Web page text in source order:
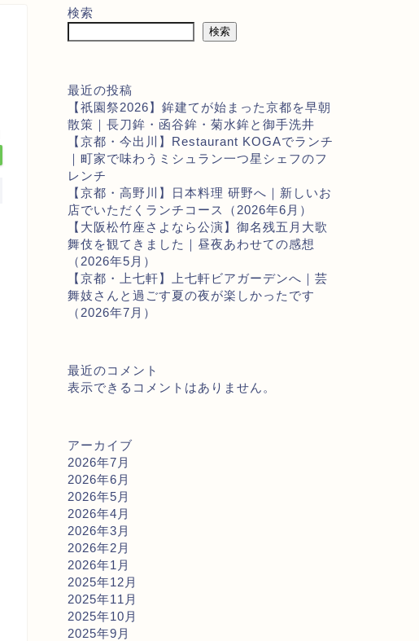
検索
検索
最近の投稿
【祇園祭2026】鉾建てが始まった京都を早朝
散策｜長刀鉾・函谷鉾・菊水鉾と御手洗井
【京都・今出川】Restaurant KOGAでランチ
｜町家で味わうミシュラン一つ星シェフのフ
レンチ
【京都・高野川】日本料理 研野へ｜新しいお
店でいただくランチコース（2026年6月）
【大阪松竹座さよなら公演】御名残五月大歌
舞伎を観てきました｜昼夜あわせての感想
（2026年5月）
【京都・上七軒】上七軒ビアガーデンへ｜芸
舞妓さんと過ごす夏の夜が楽しかったです
（2026年7月）
最近のコメント
表示できるコメントはありません。
アーカイブ
2026年7月
2026年6月
2026年5月
2026年4月
2026年3月
2026年2月
2026年1月
2025年12月
2025年11月
2025年10月
2025年9月